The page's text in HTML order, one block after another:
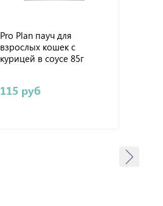
Pro Plan пауч для
взрослых кошек с
курицей в соусе 85г
115 руб